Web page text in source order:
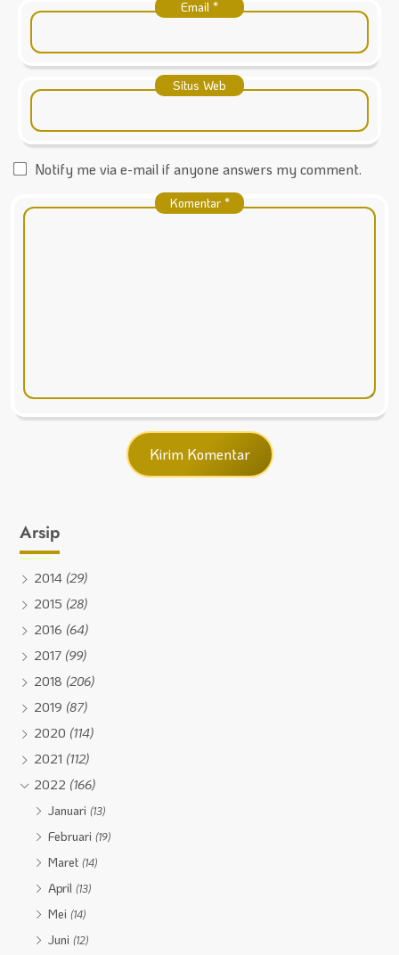
Email *
Situs Web
Notify me via e-mail if anyone answers my comment.
Komentar *
Arsip
2014 (29)
2015 (28)
2016 (64)
2017 (99)
2018 (206)
2019 (87)
2020 (114)
2021 (112)
2022 (166)
Januari(13)
Februari(19)
Maret(14)
April(13)
Mei(14)
Juni(12)